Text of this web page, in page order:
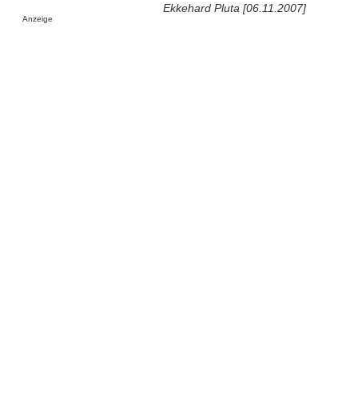
Ekkehard Pluta [06.11.2007]
Anzeige